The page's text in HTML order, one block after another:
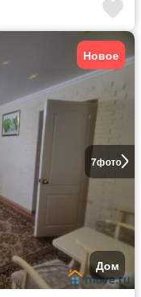
7фото
Новое
Дом